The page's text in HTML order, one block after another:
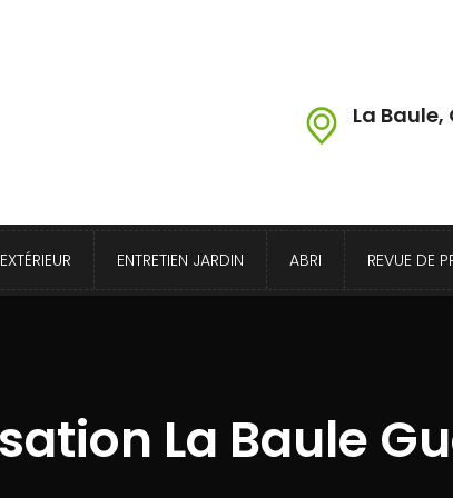
La
ENTRETIEN JARDIN ABRI REVUE DE
La Baule